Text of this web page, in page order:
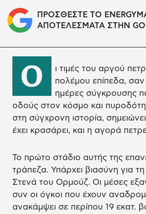
ΠΡΟΣΘΕΣΤΕ ΤΟ
ΑΠΟΤΕΛΕΣΜΑΤΑ ΣΤΗΝ
Ο
ι τιμές του αργού
πολέμου επίπεδα,
ημέρες σύγκρουσης
οδούς στον κόσμο και
στη σύγχρονη ιστορία,
έχει κρασάρει, και η αγορά
Το πρώτο στάδιο αυτής της
τράπεζα. Υπάρχει βιασύνη για
Στενά του Ορμούζ. Οι μέσες
συν οι όγκοι που έχουν
ανακάμψει σε περίπου 19 εκατ.